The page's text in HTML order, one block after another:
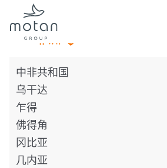
Skip to main navigation
Skip to main content
Skip to page footer
非洲
中非共和国
乌干达
乍得
佛得角
冈比亚
几内亚